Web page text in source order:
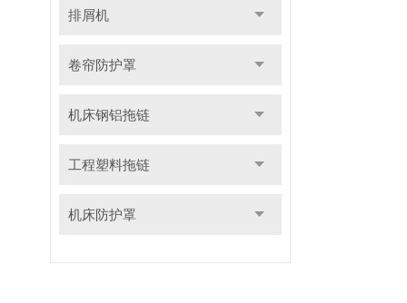
排屑机
卷帘防护罩
机床钢铝拖链
工程塑料拖链
机床防护罩